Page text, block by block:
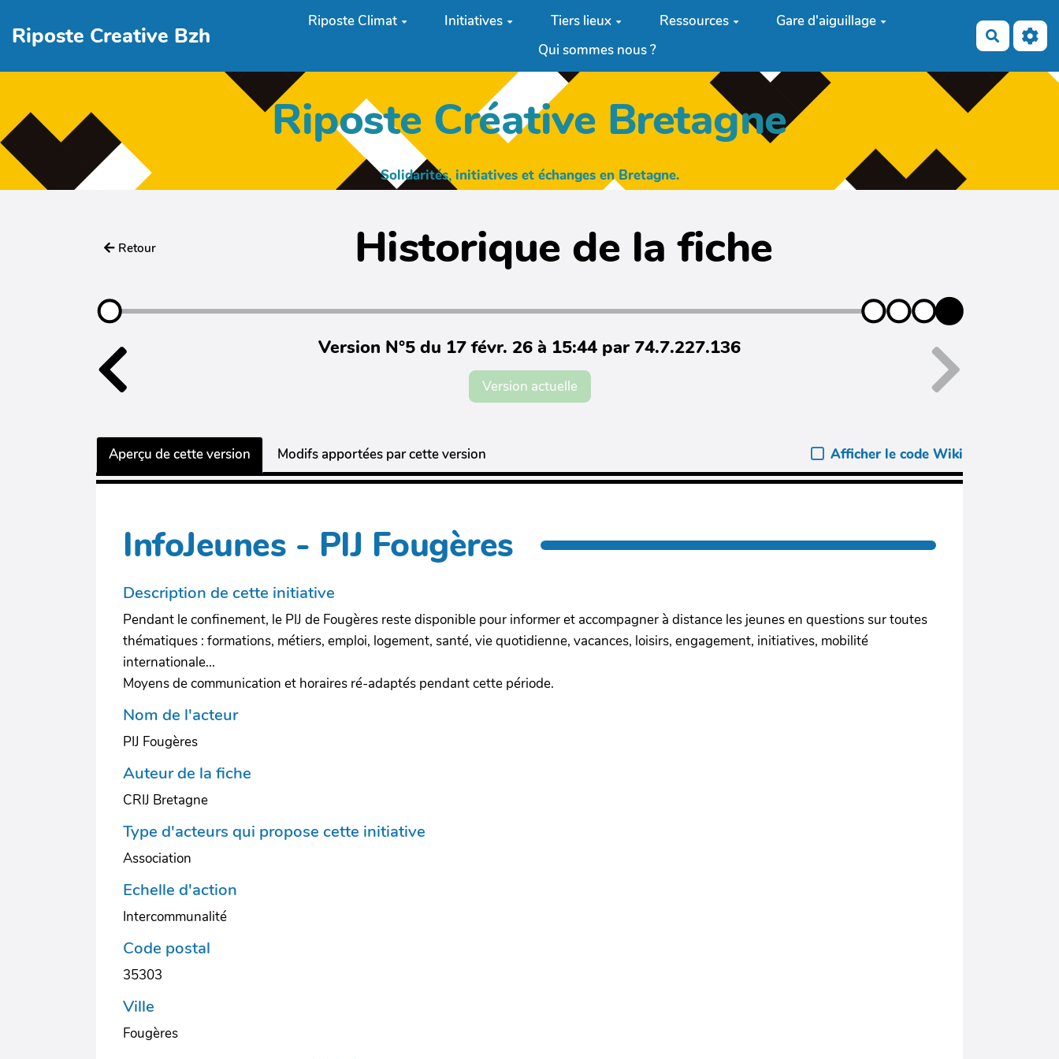
Riposte Creative Bzh
Riposte Climat Initiatives Tiers lieux Ressources
Gare d'aiguillage
Qui sommes nous ?
Riposte Créative Bretagne
Solidarités, initiatives et échanges en Bretagne.
Retour Historique de la fiche
Version N°5 du 17 févr. 26 à 15:44 par 74.7.227.136
Version actuelle
Aperçu de cette version Modifs apportées par cette version Afficher le code Wiki
InfoJeunes - PIJ Fougères
Description de cette initiative
Pendant le confinement, le PIJ de Fougères reste disponible pour informer et accompagner à distance les jeunes en questions sur toutes
thématiques : formations, métiers, emploi, logement, santé, vie quotidienne, vacances, loisirs, engagement, initiatives, mobilité
internationale...
Moyens de communication et horaires ré-adaptés pendant cette période.
Nom de l'acteur
PIJ Fougères
Auteur de la fiche
CRIJ Bretagne
Type d'acteurs qui propose cette initiative
Association
Echelle d'action
Intercommunalité
Code postal
35303
Ville
Fougères